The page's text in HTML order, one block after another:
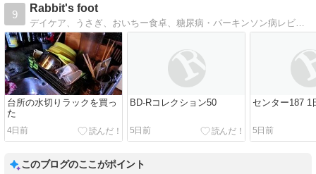
9
Rabbit's foot
デイケア、うさぎ、おいちー食卓、糖尿病・パーキンソン病レビー小体病・2015年9月に大腿骨を折って要介護４になったかーちゃんのことなどを書いています。
台所の水切りラックを買っ
た
4日前
BD-Rコレクション50
5日前
センター187 1
5日前
このブログのここがポイント